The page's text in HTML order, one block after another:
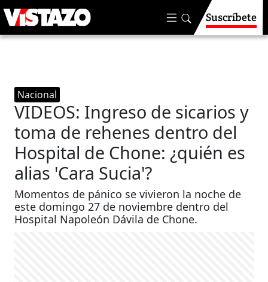
Suscríbete
Nacional
VIDEOS: Ingreso de sicarios y
toma de rehenes dentro del
Hospital de Chone: ¿quién es
alias 'Cara Sucia'?
Momentos de pánico se vivieron la noche de
este domingo 27 de noviembre dentro del
Hospital Napoleón Dávila de Chone.